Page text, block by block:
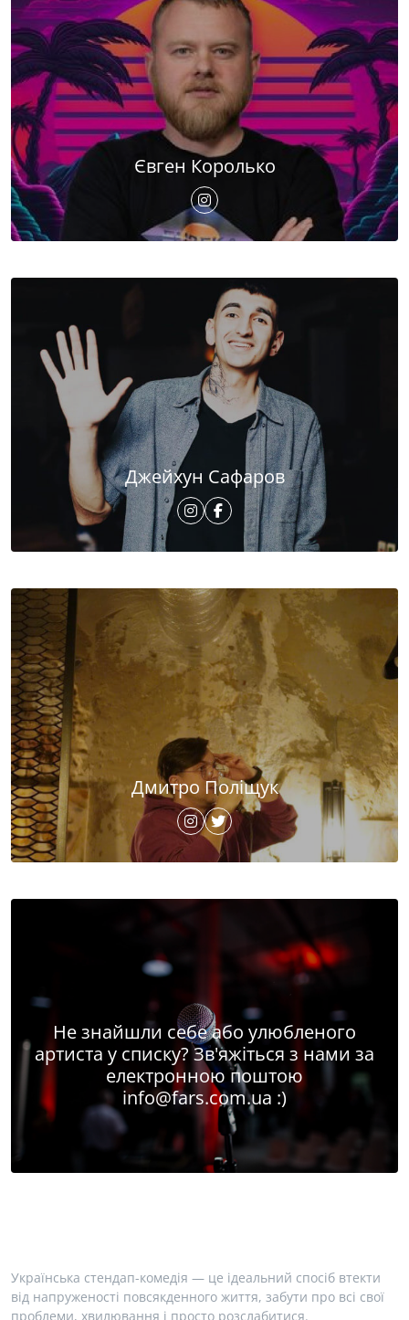
Євген Королько
Джейхун Сафаров
Дмитро Поліщук
Не знайшли себе або улюбленого
артиста у списку? Зв'яжіться з нами за
електронною поштою
info@fars.com.ua :)
Українська стендап-комедія — це ідеальний спосіб втекти
від напруженості повсякденного життя, забути про всі свої
проблеми, хвилювання і просто розслабитися.